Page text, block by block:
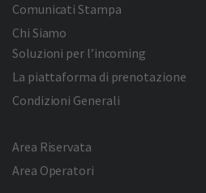
Comunicati Stampa
Chi Siamo
Soluzioni per l’incoming
La piattaforma di prenotazione
Condizioni Generali
Area Riservata
Area Operatori